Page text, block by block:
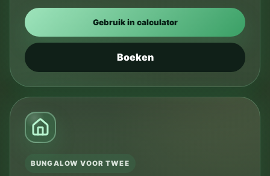
Gebruik in calculator
Boeken
BUNGALOW VOOR TWEE